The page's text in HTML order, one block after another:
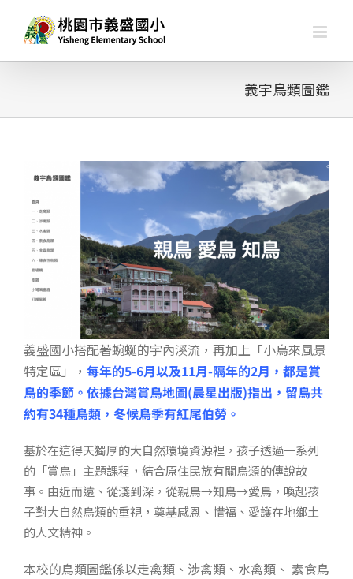
義宇鳥類圖鑑
大
型
圖
片
義盛國小搭配著蜿蜒的宇內溪流，再加上「小烏來風景
特定區」， 每年的5-6月以及11月-隔年的2月，都是賞
鳥的季節。依據台灣賞鳥地圖(晨星出版)指出，留鳥共
約有34種鳥類，冬候鳥季有紅尾伯勞。
基於在這得天獨厚的大自然環境資源裡，孩子透過一系列
的「賞鳥」主題課程，結合原住民族有關鳥類的傳說故
事。由近而遠、從淺到深，從親鳥→知鳥→愛鳥，喚起孩
子對大自然鳥類的重視，奠基感恩、惜福、愛護在地鄉土
的人文精神。
本校的鳥類圖鑑係以走禽類、涉禽類、水禽類、 素食鳥